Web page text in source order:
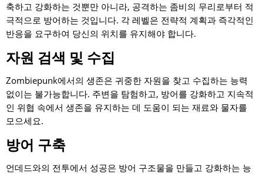
축하고 강화하는 것뿐만 아니라, 공격하는 좀비의 무리로부터 적
극적으로 방어하는 것입니다. 각 레벨은 전략적 계획과 즉각적인
반응을 요구하여 당신의 위치를 유지해야 합니다.
자원 검색 및 수집
Zombiepunk에서의 생존은 귀중한 자원을 찾고 수집하는 능력
없이는 불가능합니다. 주변을 탐험하고, 방어를 강화하고 지속적
인 위협 속에서 생존을 유지하는 데 도움이 되는 재료와 물자를
모으세요.
방어 구축
언데드와의 전투에서 성공은 방어 구조물을 만들고 강화하는 능